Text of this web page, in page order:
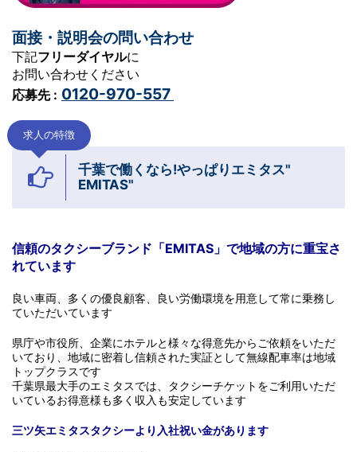
面接・説明会の問い合わせ
下記フリーダイヤルに
お問い合わせください
応募先 : 0120-970-557
求人の特徴
千葉で働くなら!やっぱりエミタス"
EMITAS"
信頼のタクシーブランド「EMITAS」で地域の方に重宝さ
れています
良い車両、多くの優良顧客、良い労働環境を用意して常に乗務し
ていただいています
県庁や市役所、企業にホテルと様々な得意先からご依頼をいただ
いており、地域に密着し信頼された実証として無線配車率は地域
トップクラスです
千葉県最大手のエミタスでは、タクシーチケットをご利用いただ
いているお得意様も多く収入も安定しています
三ツ矢エミタスタクシーより入社祝い金があります